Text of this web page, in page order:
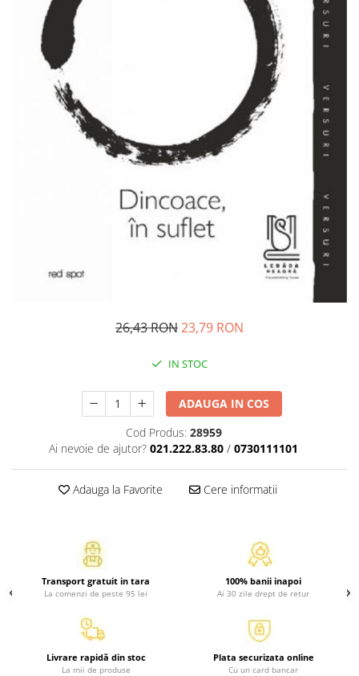
Resurse umane
Vanzari si marketing
Carte scolara
Atlase, dictionare si enciclopedii
Carte prescolara
Carte scolara
Dictionare de limba romana
Invatamant gimnazial
Invatarea limbilor straine
Povesti si povestiri
Atlase, dictionare si enciclopedii
Benzi desenate
Carti pentru copii
Grafice
Literatura si fictiune
Povesti si povestiri
Dictionare si enciclopedii
Atlase
Atlase, dictionare si enciclopedii
Dictionare de limba romana
Dictionare tematice
Enciclopedii
26,43 RON23,79 RON
IN STOC
ADAUGA IN COS
Cod Produs: 28959
Ai nevoie de ajutor? 021.222.83.80 / 0730111101
Adauga la Favorite Cere informatii
Transport gratuit in tara
La comenzi de peste 95 lei
100% banii inapoi
Ai 30 zile drept de retur
Livrare rapidă din stoc
La mii de produse
Plata securizata online
Cu un card bancar